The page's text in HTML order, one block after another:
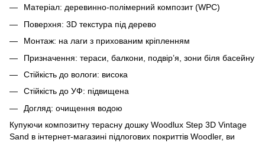
Матеріал: деревинно-полімерний композит (WPC)
Поверхня: 3D текстура під дерево
Монтаж: на лаги з прихованим кріпленням
Призначення: тераси, балкони, подвір’я, зони біля басейну
Стійкість до вологи: висока
Стійкість до УФ: підвищена
Догляд: очищення водою
Купуючи композитну терасну дошку Woodlux Step 3D Vintage
Sand в інтернет-магазині підлогових покриттів Woodler, ви